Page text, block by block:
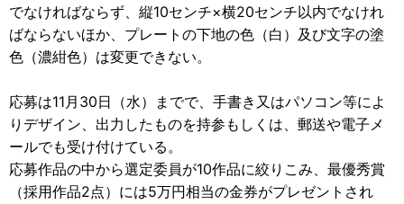
でなければならず、縦10センチ×横20センチ以内でなけれ
ばならないほか、プレートの下地の色（白）及び文字の塗
色（濃紺色）は変更できない。
応募は11月30日（水）までで、手書き又はパソコン等によ
りデザイン、出力したものを持参もしくは、郵送や電子メ
ールでも受け付けている。
応募作品の中から選定委員が10作品に絞りこみ、最優秀賞
（採用作品2点）には5万円相当の金券がプレゼントされ